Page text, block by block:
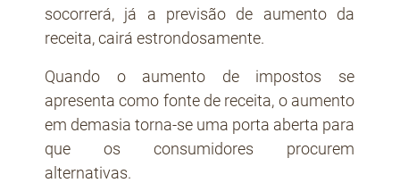
socorrerá, já a previsão de aumento da
receita, cairá estrondosamente.
Quando o aumento de impostos se
apresenta como fonte de receita, o aumento
em demasia torna-se uma porta aberta para
que os consumidores procurem
alternativas.